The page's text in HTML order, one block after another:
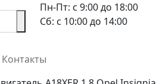
Пн-Пт: с 9:00 до 18:00
Сб: с 10:00 до 14:00
Контакты